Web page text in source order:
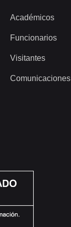
Académicos
Funcionarios
Visitantes
Comunicaciones